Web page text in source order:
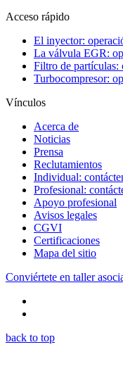
Acceso rápido
El inyector:
La válvula EGR:
Filtro de partículas:
Turbocompresor:
Vínculos
Acerca de
Noticias
Prensa
Reclutamientos
Individual:
Profesional:
Apoyo profesional
Avisos legales
CGVI
Certificaciones
Mapa del sitio
Conviértete en taller
back to top